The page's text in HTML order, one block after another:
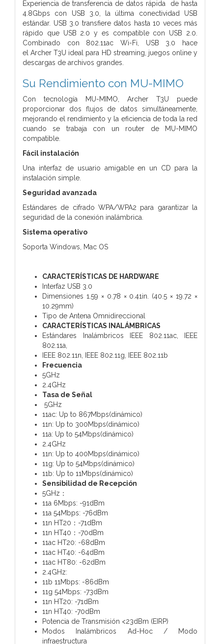
Experiencia de transferencia de datos rápida de hasta
4.8Gbps con USB 3.0, la última conectividad USB
estándar. USB 3.0 transfiere datos hasta 10 veces más
rápido que USB 2.0 y es compatible con USB 2.0.
Combinado con 802.11ac Wi-Fi, USB 3.0 hace
el Archer T3U ideal para HD streaming, juegos online y
descargas de archivos grandes.
Su Rendimiento con MU-MIMO
Con tecnología MU-MIMO, Archer T3U puede
proporcionar dos flujos de datos simultáneamente,
mejorando el rendimiento y la eficiencia de toda la red
cuando se trabaja con un router de MU-MIMO
compatible.
Fácil instalación
Una interfaz de usuario amigable en un CD para la
instalación simple.
Seguridad avanzada
Estándares de cifrado WPA/WPA2 para garantizar la
seguridad de la conexión inalámbrica.
Sistema operativo
Soporta Windows, Mac OS
CARACTERÍSTICAS DE HARDWARE
Interfaz USB 3.0
Dimensiones 1.59 × 0.78 × 0.41in. (40.5 × 19.72 ×
10.29mm)
Tipo de Antena Omnidireccional
CARACTERÍSTICAS INALÁMBRICAS
Estándares Inalámbricos IEEE 802.11ac, IEEE
802.11a,
IEEE 802.11n, IEEE 802.11g, IEEE 802.11b
Frecuencia
5GHz
2.4GHz
Tasa de Señal
5GHz
11ac: Up to 867Mbps(dinámico)
11n: Up to 300Mbps(dinámico)
11a: Up to 54Mbps(dinámico)
2.4GHz
11n: Up to 400Mbps(dinámico)
11g: Up to 54Mbps(dinámico)
11b: Up to 11Mbps(dinámico)
Sensibilidad de Recepción
5GHz：
11a 6Mbps: -91dBm
11a 54Mbps: -76dBm
11n HT20：-71dBm
11n HT40：-70dBm
11ac HT20: -68dBm
11ac HT40: -64dBm
11ac HT80: -62dBm
2.4GHz:
11b 11Mbps: -86dBm
11g 54Mbps: -73dBm
11n HT20: -71dBm
11n HT40: -70dBm
Potencia de Transmisión <23dBm (EIRP)
Modos Inalámbricos Ad-Hoc / Modo
infraestructura